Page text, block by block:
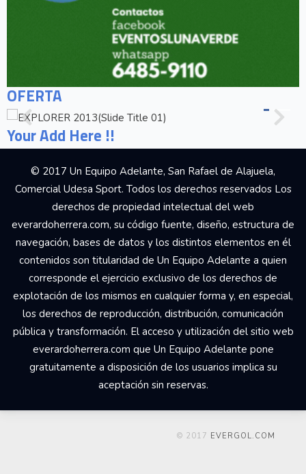
OFERTA
Your Add Here !!
© 2017 Un Equipo Adelante, San Rafael de Alajuela,
Comercial Udesa Sport. Todos los derechos reservados Los
derechos de propiedad intelectual del web
everardoherrera.com, su código fuente, diseño, estructura de
navegación, bases de datos y los distintos elementos en él
contenidos son titularidad de Un Equipo Adelante a quien
corresponde el ejercicio exclusivo de los derechos de
explotación de los mismos en cualquier forma y, en especial,
los derechos de reproducción, distribución, comunicación
pública y transformación. El acceso y utilización del sitio web
everardoherrera.com que Un Equipo Adelante pone
gratuitamente a disposición de los usuarios implica su
aceptación sin reservas.
© 2017 EVERGOL.COM